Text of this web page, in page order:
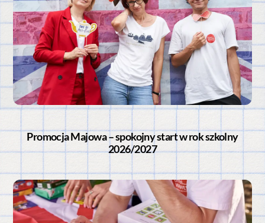
Promocja Majowa – spokojny start w rok szkolny
2026/2027